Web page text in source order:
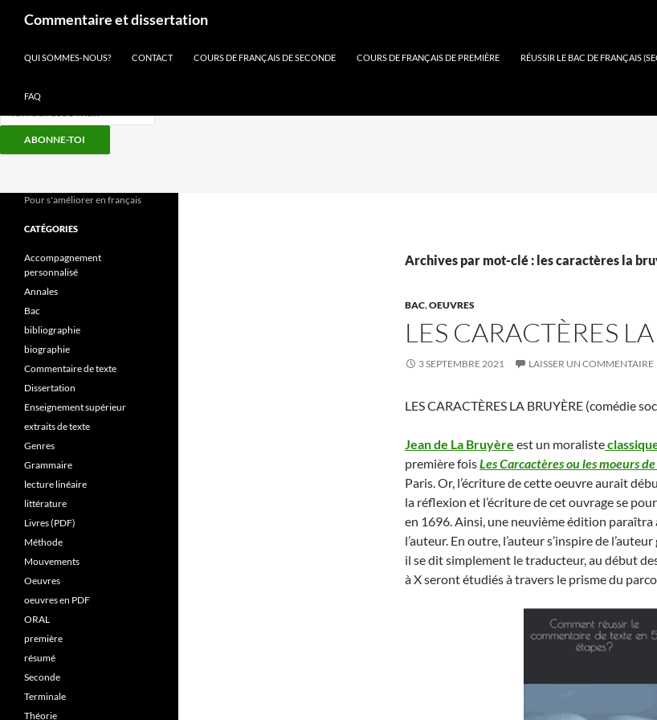
ABONNE-TOI
contenu
Commentaire et dissertation
QUI SOMMES-NOUS? CONTACT COURS DE FRANÇAIS DE SECONDE COURS DE FRANÇAIS DE PREMIÈRE RÉUSSIR LE BAC DE FRANÇAIS
FAQ
Archives par mot-clé : les caractères la
BAC,OEUVRES
LES CARACTÈRES
3 SEPTEMBRE 2021 LAISSER UN COMMENTAIRE
LES CARACTÈRES LA BRUYÈRE (comédie
Jean de La Bruyère est un moraliste
première foisLes Carcactères ou les moeurs
Paris. Or, l’écriture de cette oeuvre aurait
la réflexion et l’écriture de cet ouvrage se
en 1696. Ainsi, une neuvième édition paraîtra
l’auteur. En outre, l’auteur s’inspire de
il se dit simplement le traducteur, au début
à X seront étudiés à travers le prisme du
Pour s'améliorer en français
CATÉGORIES
Accompagnement
personnalisé
Annales
Bac
bibliographie
biographie
Commentaire de texte
Dissertation
Enseignement supérieur
extraits de texte
Genres
Grammaire
lecture linéaire
littérature
Livres (PDF)
Méthode
Mouvements
Oeuvres
oeuvres en PDF
ORAL
première
résumé
Seconde
Terminale
Théorie